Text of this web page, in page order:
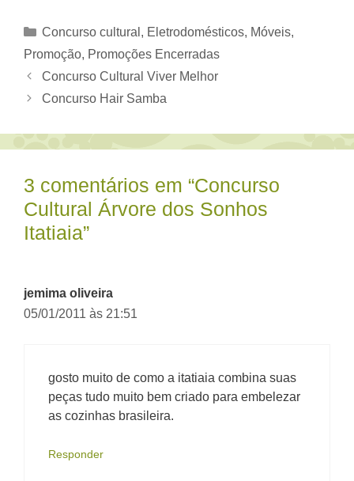
Categorias
Concurso cultural , Eletrodomésticos, Móveis,
Promoção, Promoções Encerradas
Concurso Cultural Viver Melhor
Concurso Hair Samba
3 comentários em “Concurso
Cultural Árvore dos Sonhos
Itatiaia”
jemima oliveira
05/01/2011 às 21:51
gosto muito de como a itatiaia combina suas
peças tudo muito bem criado para embelezar
as cozinhas brasileira.
Responder